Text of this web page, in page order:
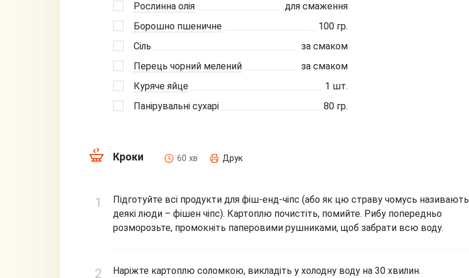
Рослинна олія
для смаження
Борошно пшеничне
100 гр.
Сіль
за смаком
Перець чорний мелений
за смаком
Куряче яйце
1 шт.
Панірувальні сухарі
80 гр.
Кроки 60 хв Друк
Підготуйте всі продукти для фіш-енд-чіпс (або як цю страву чомусь називають
деякі люди – фішен чіпс). Картоплю почистіть, помийте. Рибу попередньо
розморозьте, промокніть паперовими рушниками, щоб забрати всю воду.
Наріжте картоплю соломкою, викладіть у холодну воду на 30 хвилин.